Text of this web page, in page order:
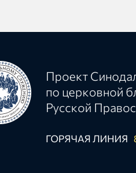
Проект
по церковной
Русской
ГОРЯЧАЯ ЛИНИЯ